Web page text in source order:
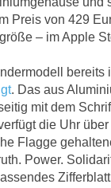
Preis von 429
– im Apple
bereits
. Das aus
mit dem
die Uhr
Flagge
Power.